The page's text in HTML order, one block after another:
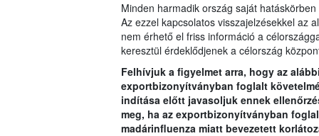
Minden harmadik ország saját
Az ezzel kapcsolatos visszajelzésekkel az
nem érhető el friss információ a
keresztül érdeklődjenek a célország
Felhívjuk a figyelmet arra, hogy az
exportbizonyítványban foglalt
indítása előtt javasoljuk ennek
meg, ha az exportbizonyítványban
madárinfluenza miatt bevezetett